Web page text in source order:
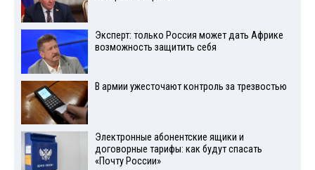
Эксперт: только Россия может дать Африке
возможность защитить себя
В армии ужесточают контроль за трезвостью
Электронные абонентские ящики и
договорные тарифы: как будут спасать
«Почту России»